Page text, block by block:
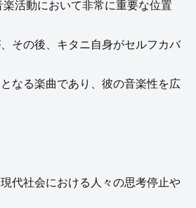
活動において非常に重要な位置
その後、キタニ自身がセルフカバ
なる楽曲であり、彼の音楽性を広
代社会における人々の思考停止や